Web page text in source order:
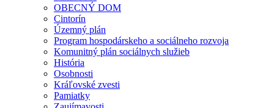
OBECNÝ DOM
Cintorín
Územný plán
Program hospodárskeho a sociálneho rozvoja
Komunitný plán sociálnych služieb
História
Osobnosti
Kráľovské zvesti
Pamiatky